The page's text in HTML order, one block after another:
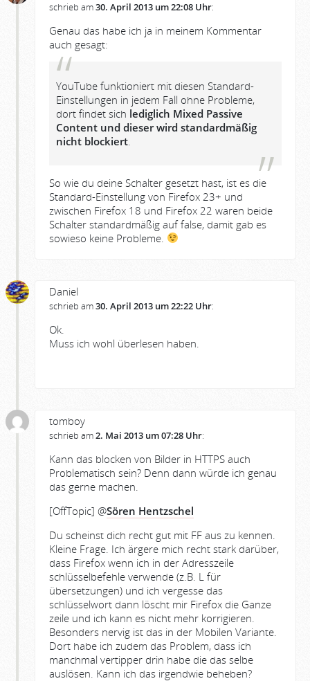
schrieb am30. April 2013 um 22:08 Uhr:
Genau das habe ich ja in meinem Kommentar
auch gesagt:
YouTube funktioniert mit diesen Standard-
Einstellungen in jedem Fall ohne Probleme,
dort findet sich lediglich Mixed Passive
Content und dieser wird standardmäßig
nicht blockiert
So wie du deine Schalter gesetzt hast, ist es die
Standard-Einstellung von Firefox 23+ und
zwischen Firefox 18 und Firefox 22 waren beide
Schalter standardmäßig auf false, damit gab es
sowieso keine Probleme.
Daniel
schrieb am30. April 2013 um 22:22 Uhr:
Ok.
Muss ich wohl überlesen haben.
tomboy
schrieb am2. Mai 2013 um 07:28 Uhr:
Kann das blocken von Bilder in HTTPS auch
Problematisch sein? Denn dann würde ich genau
das gerne machen.
[OffTopic] @Sören Hentzschel
Du scheinst dich recht gut mit FF aus zu kennen.
Kleine Frage. Ich ärgere mich recht stark darüber,
dass Firefox wenn ich in der Adresszeile
schlüsselbefehle verwende (z.B. L für
übersetzungen) und ich vergesse das
schlüsselwort dann löscht mir Firefox die Ganze
zeile und ich kann es nicht mehr korrigieren.
Besonders nervig ist das in der Mobilen Variante.
Dort habe ich zudem das Problem, dass ich
manchmal vertipper drin habe die das selbe
auslösen. Kann ich das irgendwie beheben?